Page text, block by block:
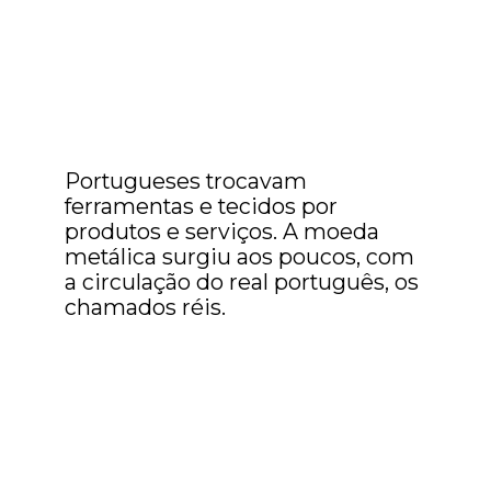
Portugueses trocavam
ferramentas e tecidos por
produtos e serviços. A moeda
metálica surgiu aos poucos, com
a circulação do real português, os
chamados réis.